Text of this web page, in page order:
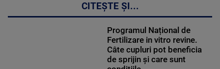
CITEȘTE ȘI...
Programul Național de
Fertilizare in vitro revine.
Câte cupluri pot beneficia
de sprijin și care sunt